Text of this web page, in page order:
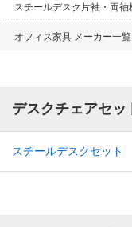
スチールデスク片袖・両袖
オフィス家具 メーカー一覧
デスクチェアセ
スチールデスクセット